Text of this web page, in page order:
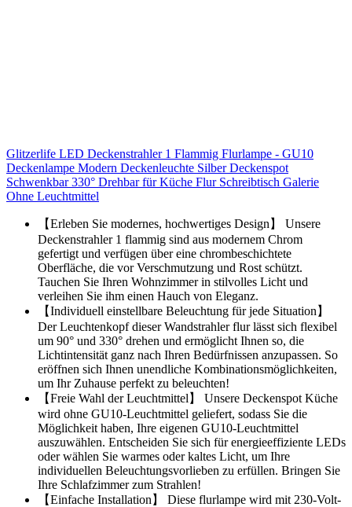
Glitzerlife LED Deckenstrahler 1 Flammig Flurlampe - GU10
Deckenlampe Modern Deckenleuchte Silber Deckenspot
Schwenkbar 330° Drehbar für Küche Flur Schreibtisch Galerie
Ohne Leuchtmittel
【Erleben Sie modernes, hochwertiges Design】 Unsere
Deckenstrahler 1 flammig sind aus modernem Chrom
gefertigt und verfügen über eine chrombeschichtete
Oberfläche, die vor Verschmutzung und Rost schützt.
Tauchen Sie Ihren Wohnzimmer in stilvolles Licht und
verleihen Sie ihm einen Hauch von Eleganz.
【Individuell einstellbare Beleuchtung für jede Situation】
Der Leuchtenkopf dieser Wandstrahler flur lässt sich flexibel
um 90° und 330° drehen und ermöglicht Ihnen so, die
Lichtintensität ganz nach Ihren Bedürfnissen anzupassen. So
eröffnen sich Ihnen unendliche Kombinationsmöglichkeiten,
um Ihr Zuhause perfekt zu beleuchten!
【Freie Wahl der Leuchtmittel】 Unsere Deckenspot Küche
wird ohne GU10-Leuchtmittel geliefert, sodass Sie die
Möglichkeit haben, Ihre eigenen GU10-Leuchtmittel
auszuwählen. Entscheiden Sie sich für energieeffiziente LEDs
oder wählen Sie warmes oder kaltes Licht, um Ihre
individuellen Beleuchtungsvorlieben zu erfüllen. Bringen Sie
Ihre Schlafzimmer zum Strahlen!
【Einfache Installation】 Diese flurlampe wird mit 230-Volt-